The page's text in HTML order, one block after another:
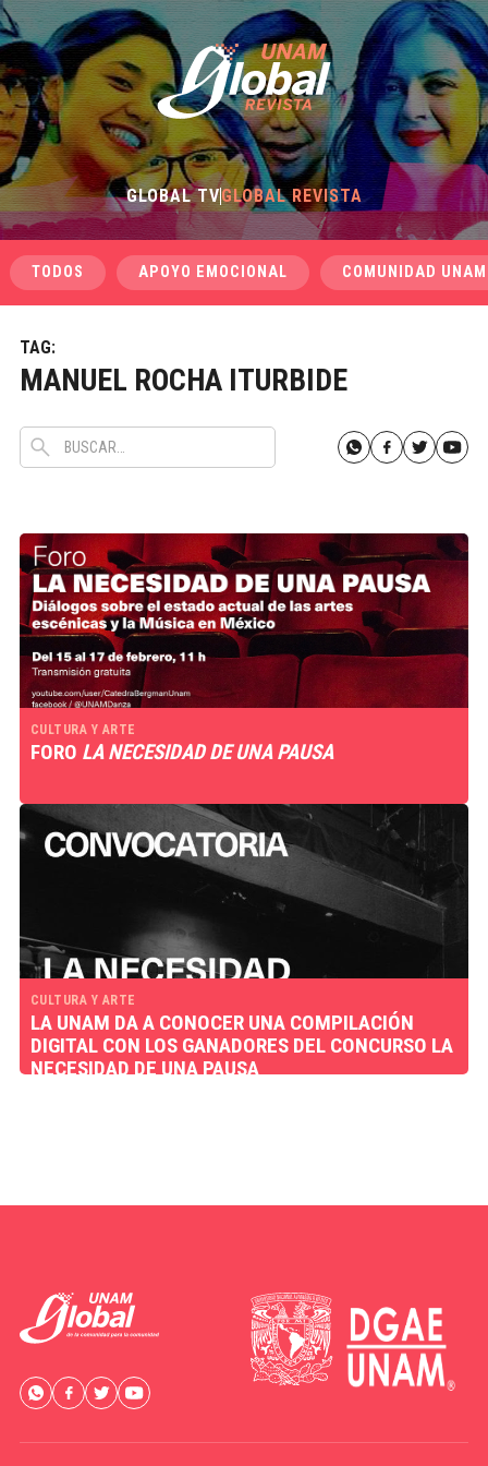
GLOBAL TVGLOBAL REVISTA
TODOS APOYO EMOCIONAL COMUNIDAD UNAM
TAG:
MANUEL ROCHA ITURBIDE
CULTURA Y ARTE
FORO LA NECESIDAD DE UNA PAUSA
CULTURA Y ARTE
LA UNAM DA A CONOCER UNA COMPILACIÓN
DIGITAL CON LOS GANADORES DEL CONCURSO LA
NECESIDAD DE UNA PAUSA